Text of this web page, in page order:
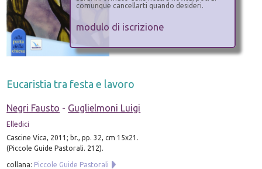
Eucaristia tra festa e lavoro
Negri Fausto - Guglielmoni Luigi
Elledici
Cascine Vica, 2011; br., pp. 32, cm 15x21.
(Piccole Guide Pastorali. 212).
collana: Piccole Guide Pastorali
comunque cancellarti quando desideri.
modulo di iscrizione